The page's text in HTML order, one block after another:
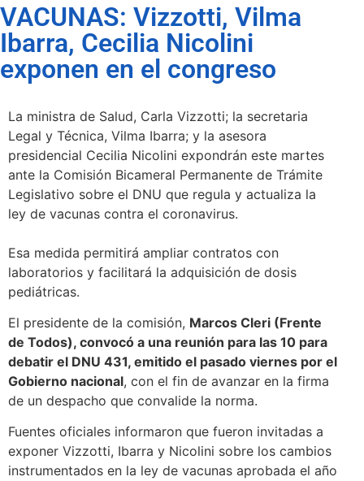
VACUNAS: Vizzotti, Vilma
Ibarra, Cecilia Nicolini
exponen en el congreso
La ministra de Salud, Carla Vizzotti; la secretaria
Legal y Técnica, Vilma Ibarra; y la asesora
presidencial Cecilia Nicolini expondrán este martes
ante la Comisión Bicameral Permanente de Trámite
Legislativo sobre el DNU que regula y actualiza la
ley de vacunas contra el coronavirus.
Esa medida permitirá ampliar contratos con
laboratorios y facilitará la adquisición de dosis
pediátricas.
El presidente de la comisión, Marcos Cleri (Frente
de Todos), convocó a una reunión para las 10 para
debatir el DNU 431, emitido el pasado viernes por el
Gobierno nacional, con el fin de avanzar en la firma
de un despacho que convalide la norma.
Fuentes oficiales informaron que fueron invitadas a
exponer Vizzotti, Ibarra y Nicolini sobre los cambios
instrumentados en la ley de vacunas aprobada el año